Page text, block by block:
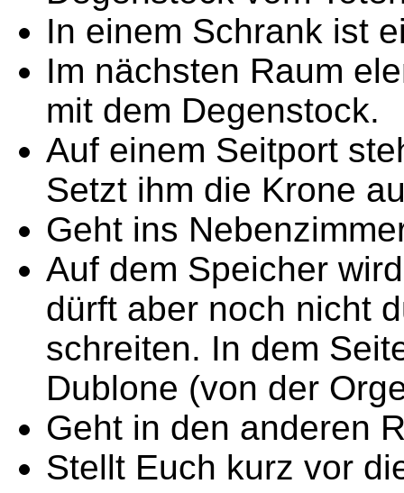
In einem Schrank ist
Im nächsten Raum
mit dem Degenstock.
Auf einem Seitport
Setzt ihm die Krone
Geht ins
Auf dem Speicher
dürft aber noch nicht
schreiten. In dem
Dublone (von der
Geht in den anderen
Stellt Euch kurz vor